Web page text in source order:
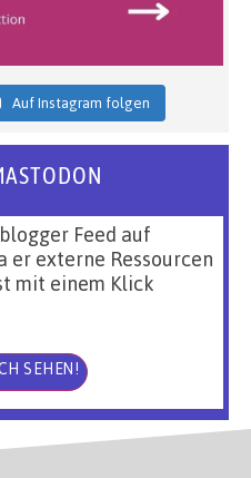
Auf Instagram folgen
Feed auf
er externe Ressourcen
mit einem Klick
SEHEN!